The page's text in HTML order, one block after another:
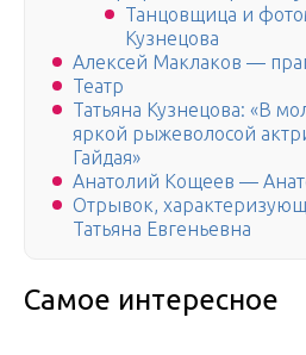
Танцовщица и
Кузнецова
Алексей Маклаков —
Театр
Татьяна Кузнецова: «В
яркой рыжеволосой
Гайдая»
Анатолий Кощеев —
Отрывок,
Татьяна Евгеньевна
Самое интересное